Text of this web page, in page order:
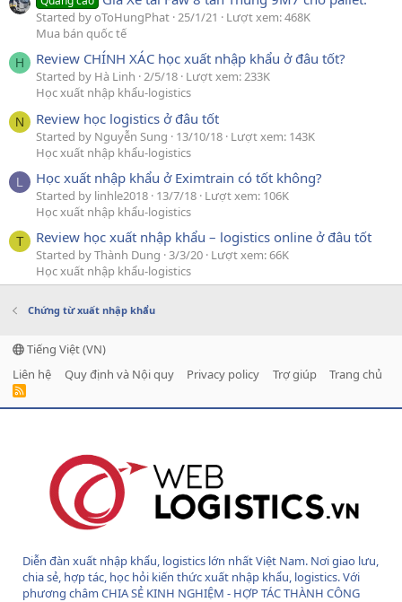
Started by oToHungPhat 25/1/21
Lượt xem: 468K
Mua bán quốc tế
H Review CHÍNH XÁC học xuất nhập khẩu ở đâu tốt?
Started by Hà Linh 2/5/18 Lượt xem: 233K
Học xuất nhập khẩu-logistics
N Review học logistics ở đâu tốt
Started by Nguyễn Sung 13/10/18 Lượt xem: 143K
Học xuất nhập khẩu-logistics
L Học xuất nhập khẩu ở Eximtrain có tốt không?
Started by linhle2018 13/7/18 Lượt xem: 106K
Học xuất nhập khẩu-logistics
T Review học xuất nhập khẩu – logistics online ở đâu tốt
Started by Thành Dung 3/3/20 Lượt xem: 66K
Học xuất nhập khẩu-logistics
Chứng từ xuất nhập khẩu
Tiếng Việt (VN)
Liên hệ
Quy định và Nội quy Privacy policy Trợ giúp Trang chủ
R
Diễn đàn xuất nhập khẩu, logistics lớn nhất Việt Nam. Nơi giao lưu,
chia sẻ, hợp tác, học hỏi kiến thức xuất nhập khẩu, logistics. Với
phương châm CHIA SẺ KINH NGHIỆM - HỢP TÁC THÀNH CÔNG